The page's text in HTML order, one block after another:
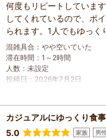
何度もリピートしていま
してくれているので、ポ
られます。1人でもゆっく
混雑具合 ： やや空いていた
滞在時間 ： 1～2時間
人数 ： 未設定
投稿日 ： 2026年7月2日
カジュアルにゆっくり食事
5.0
家族 男